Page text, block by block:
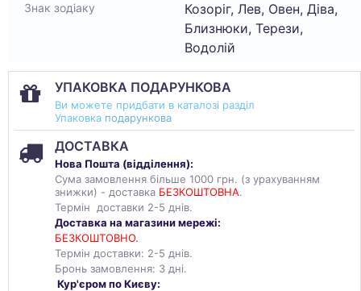
Знак зодіаку
Козоріг, Лев, Овен, Діва,
Близнюки, Терези,
Водолій
УПАКОВКА ПОДАРУНКОВА
Ви можете придбати в каталозі разділ
Упаковка подарункова
ДОСТАВКА
Нова Пошта (відділення):
Сума замовлення більше 1000 грн. (з урахуванням
знижки) - доставка БЕЗКОШТОВНА.
Термін доставки 2-5 днів.
Доставка на магазини мережі:
БЕЗКОШТОВНО.
Термін доставки: 2-5 днів.
Бронь замовлення: 3 дні.
Кур'єром по Києву: